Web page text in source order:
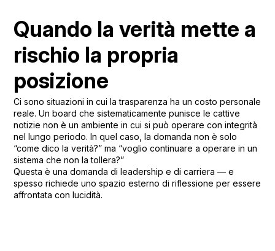
Quando la verità mette a
rischio la propria
posizione
Ci sono situazioni in cui la trasparenza ha un costo personale
reale. Un board che sistematicamente punisce le cattive
notizie non è un ambiente in cui si può operare con integrità
nel lungo periodo. In quel caso, la domanda non è solo
“come dico la verità?” ma “voglio continuare a operare in un
sistema che non la tollera?”
Questa è una domanda di leadership e di carriera — e
spesso richiede uno spazio esterno di riflessione per essere
affrontata con lucidità.